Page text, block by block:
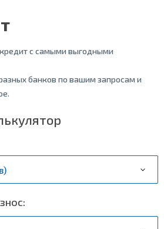
с самыми выгодными
банков по вашим запросам и